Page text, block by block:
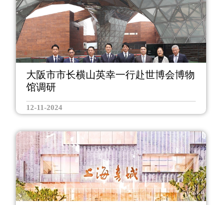
大阪市市长横山英幸一行赴世博会博物
馆调研
12-11-2024